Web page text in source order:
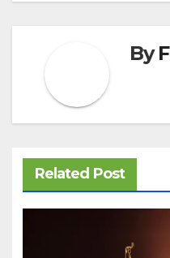
By
Related Post